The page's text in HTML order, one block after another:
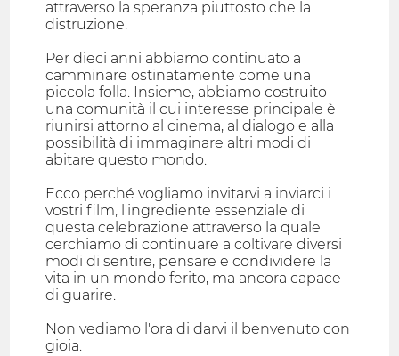
attraverso la speranza piuttosto che la
distruzione.
Per dieci anni abbiamo continuato a
camminare ostinatamente come una
piccola folla. Insieme, abbiamo costruito
una comunità il cui interesse principale è
riunirsi attorno al cinema, al dialogo e alla
possibilità di immaginare altri modi di
abitare questo mondo.
Ecco perché vogliamo invitarvi a inviarci i
vostri film, l'ingrediente essenziale di
questa celebrazione attraverso la quale
cerchiamo di continuare a coltivare diversi
modi di sentire, pensare e condividere la
vita in un mondo ferito, ma ancora capace
di guarire.
Non vediamo l'ora di darvi il benvenuto con
gioia.